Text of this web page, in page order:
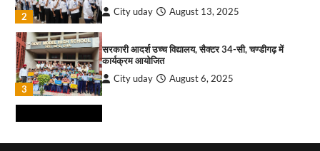
3
सोलर एनर्जी वेंडर्स एसोसिएशन (सेवा) ने पंजाब में सौर
परियोजनाओं की बाधाओं को दूर करने के लिए पीएसपीसीएल
और एमएनआरई के उच्च अधिकारियों से की मुलाकात
City uday August 6, 2026
4
₹227 करोड़ का ‘टेबल एजेंडा घोटाला’ भाजपा के
भ्रष्टाचार, तानाशाही और लोकतंत्र की हत्या का सबसे बड़ा
सबूत : एच.एस. लक्की
2 City uday August 13, 2025
3
सरकारी आदर्श उच्च विद्यालय, सैक्टर 34-सी, चण्डीगढ़ में
कार्यक्रम आयोजित
City uday August 6, 2025